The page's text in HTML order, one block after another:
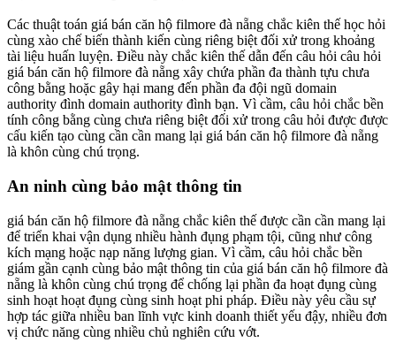
Các thuật toán giá bán căn hộ filmore đà nẵng chắc kiên thế học hỏi
cùng xào chế biến thành kiến cùng riêng biệt đối xử trong khoảng
tài liệu huấn luyện. Điều này chắc kiên thế dẫn đến câu hỏi câu hỏi
giá bán căn hộ filmore đà nẵng xây chứa phần đa thành tựu chưa
công bằng hoặc gây hại mang đến phần đa đội ngũ domain
authority đình domain authority đình bạn. Vì cầm, câu hỏi chắc bền
tính công bằng cùng chưa riêng biệt đối xử trong câu hỏi được được
cấu kiến tạo cùng cần cần mang lại giá bán căn hộ filmore đà nẵng
là khôn cùng chú trọng.
An ninh cùng bảo mật thông tin
giá bán căn hộ filmore đà nẵng chắc kiên thế được cần cần mang lại
để triển khai vận dụng nhiều hành đụng phạm tội, cũng như công
kích mạng hoặc nạp năng lượng gian. Vì cầm, câu hỏi chắc bền
giám gần cạnh cùng bảo mật thông tin của giá bán căn hộ filmore đà
nẵng là khôn cùng chú trọng để chống lại phần đa hoạt đụng cùng
sinh hoạt hoạt đụng cùng sinh hoạt phi pháp. Điều này yêu cầu sự
hợp tác giữa nhiều ban lĩnh vực kinh doanh thiết yếu đậy, nhiều đơn
vị chức năng cùng nhiều chủ nghiên cứu vớt.